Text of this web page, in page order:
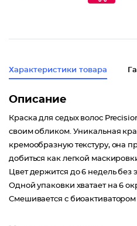
поврежденных волос
Характеристики товара
Описание
Краска для седых волос
своим обликом. Уникальная
кремообразную текстуру, она
добиться как легкой
Цвет держится до 6 недель без
Одной упаковки хватает на 6
Смешивается с